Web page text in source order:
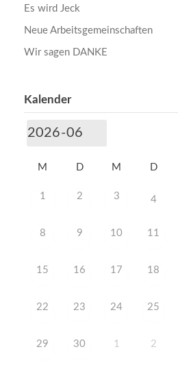
Es wird Jeck
Neue Arbeitsgemeinschaften
Wir sagen DANKE
Kalender
M D M D
1 2 3 4
8 9 10 11
15 16 17 18
22 23 24 25
29 30 1 2